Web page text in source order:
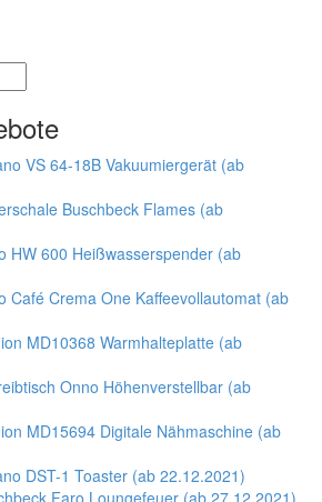
VS 64-18B Vakuumiergerät (ab
Buschbeck Flames (ab
HW 600 Heißwasserspender (ab
Café Crema One Kaffeevollautomat (ab
MD10368 Warmhalteplatte (ab
Onno Höhenverstellbar (ab
MD15694 Digitale Nähmaschine (ab
DST-1 Toaster (ab 22.12.2021)
Faro Loungefeuer (ab 27.12.2021)